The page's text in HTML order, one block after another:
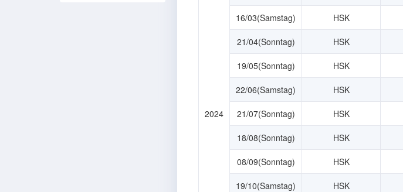
2024
16/03(Samstag) HSK
21/04(Sonntag) HSK
19/05(Sonntag) HSK
22/06(Samstag) HSK
21/07(Sonntag) HSK
18/08(Sonntag) HSK
08/09(Sonntag) HSK
19/10(Samstag) HSK